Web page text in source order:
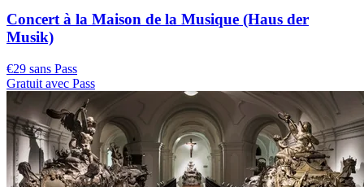
Concert à la Maison de la Musique (Haus der
Musik)
€29 sans Pass
Gratuit avec Pass